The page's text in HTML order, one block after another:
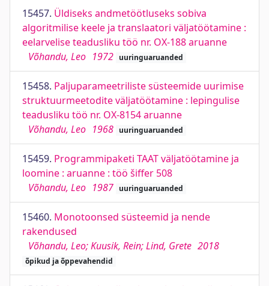
15457. Üldiseks andmetöötluseks sobiva
algoritmilise keele ja translaatori väljatöötamine :
eelarvelise teadusliku töö nr. OX-188 aruanne
Võhandu, Leo 1972 uuringuaruanded
15458. Paljuparameetriliste süsteemide uurimise
struktuurmeetodite väljatöötamine : lepingulise
teadusliku töö nr. OX-8154 aruanne
Võhandu, Leo 1968 uuringuaruanded
15459. Programmipaketi TAAT väljatöötamine ja
loomine : aruanne : töö šiffer 508
Võhandu, Leo 1987 uuringuaruanded
15460. Monotoonsed süsteemid ja nende
rakendused
Võhandu, Leo; Kuusik, Rein; Lind, Grete 2018
õpikud ja õppevahendid